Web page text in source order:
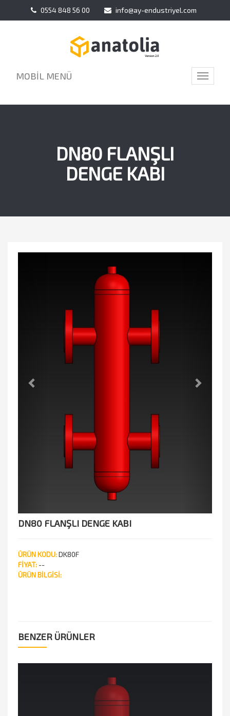
0554 848 56 00 info@ay-endustriyel.com
Toggle
MOBİL MENÜ
DN80 FLANŞLI
DENGE KABI
DN80 FLANŞLI DENGE KABI
ÜRÜN KODU:DK80F
FİYAT: --
ÜRÜN BİLGİSİ:
BENZER ÜRÜNLER